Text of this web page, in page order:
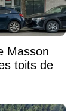
Masson
toits de